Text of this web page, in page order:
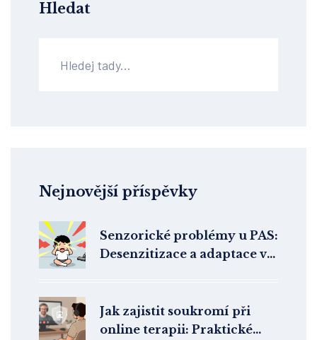
Hledat
Nejnovější příspěvky
Senzorické problémy u PAS:
Desenzitizace a adaptace v
Jak zajistit soukromí při
online terapii: Praktické